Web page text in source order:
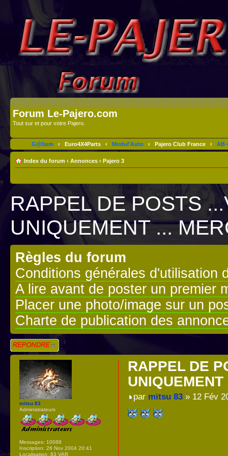
Forum Le-Pajero.com
Tout sur et pour votre Pajero.
G@lium ‹ Euro4X4Parts ‹ Modul'Auto ‹ Pajero Club France ‹ AB
Index du forum ‹ Annonces ‹ Pajero 3
RAPPEL DE POSTS
UNIQUEMENT ...
Règles du forum
Conditions générales d'utilisation
A lire avant de poster un premier
Placer une photo/image sur un
Charte de publication des
Répondre
RAPPEL DE
par mitsu 83» 12 Fév
mitsu 83
Administrateurs
Messages: 10088
Inscription: 26 Nov 2004 20:41
Localisation: 83 VAR